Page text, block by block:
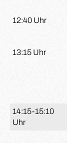
12:40 Uhr
13:15 Uhr
14:15-15:10
Uhr